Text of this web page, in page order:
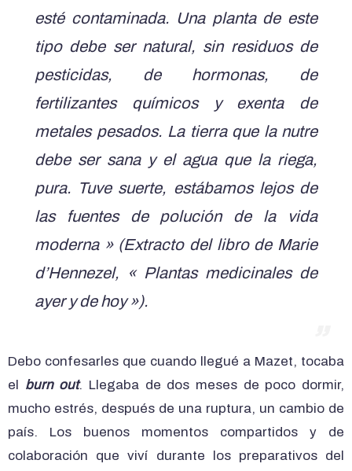
esté contaminada. Una planta de este
tipo debe ser natural, sin residuos de
pesticidas, de hormonas, de
fertilizantes químicos y exenta de
metales pesados. La tierra que la nutre
debe ser sana y el agua que la riega,
pura. Tuve suerte, estábamos lejos de
las fuentes de polución de la vida
moderna » (Extracto del libro de Marie
d’Hennezel, « Plantas medicinales de
ayer y de hoy »).
Debo confesarles que cuando llegué a Mazet, tocaba
el burn out. Llegaba de dos meses de poco dormir,
mucho estrés, después de una ruptura, un cambio de
país. Los buenos momentos compartidos y de
colaboración que viví durante los preparativos del